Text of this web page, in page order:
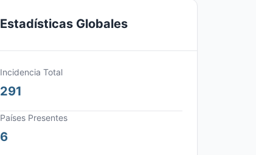
Estadísticas Globales
Incidencia Total
291
Países Presentes
6